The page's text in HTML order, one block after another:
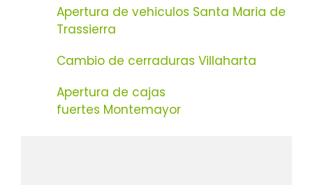
Apertura de vehiculos Santa Maria de
Trassierra
Cambio de cerraduras Villaharta
Apertura de cajas
fuertes Montemayor